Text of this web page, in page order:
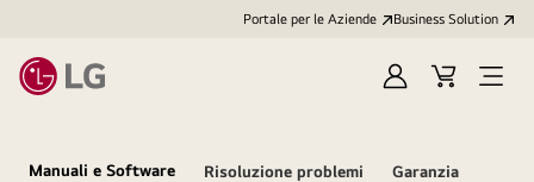
Portale per le Aziende Business Solution
AccediCart
Open
Manuali e Software Risoluzione problemi Garanzia